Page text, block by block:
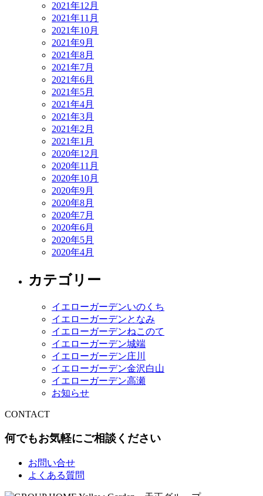
2021年12月
2021年11月
2021年10月
2021年9月
2021年8月
2021年7月
2021年6月
2021年5月
2021年4月
2021年3月
2021年2月
2021年1月
2020年12月
2020年11月
2020年10月
2020年9月
2020年8月
2020年7月
2020年6月
2020年5月
2020年4月
カテゴリー
イエローガーデンいのくち
イエローガーデンとなみ
イエローガーデンねこのて
イエローガーデン城端
イエローガーデン庄川
イエローガーデン金沢白山
イエローガーデン高瀬
お知らせ
CONTACT
何でもお気軽にご相談ください
お問い合せ
よくある質問